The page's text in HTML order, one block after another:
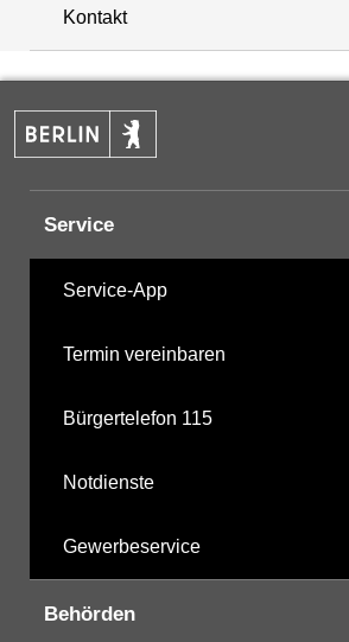
+
−
Kontakt
Service
Service-App
Termin vereinbaren
Bürgertelefon 115
Notdienste
Gewerbeservice
Behörden